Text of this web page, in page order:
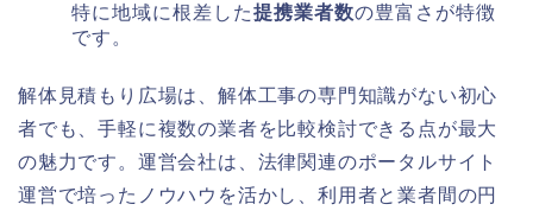
特に地域に根差した提携業者数の豊富さが特徴
です。
解体見積もり広場は、解体工事の専門知識がない初心
者でも、手軽に複数の業者を比較検討できる点が最大
の魅力です。運営会社は、法律関連のポータルサイト
運営で培ったノウハウを活かし、利用者と業者間の円